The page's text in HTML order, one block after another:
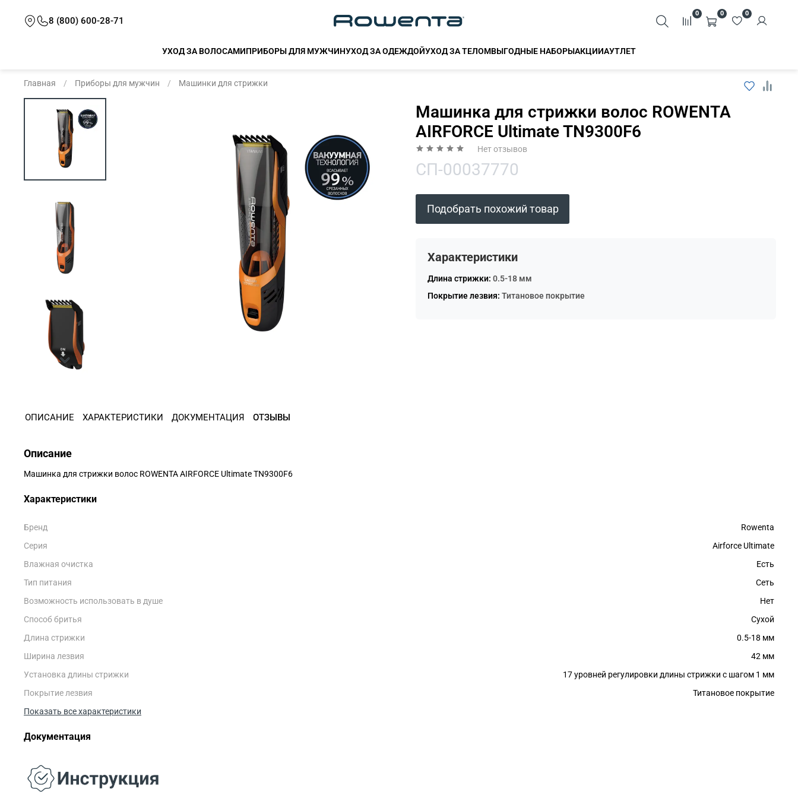
8 (800) 600-28-71
0 0 0
УХОД ЗА ВОЛОСАМИПРИБОРЫ ДЛЯ МУЖЧИНУХОД ЗА ОДЕЖДОЙУХОД ЗА ТЕЛОМВЫГОДНЫЕ НАБОРЫАКЦИИАУТЛЕТ
Главная Приборы для мужчин Машинки для стрижки
Машинка для стрижки волос ROWENTA
AIRFORCE Ultimate TN9300F6
Нет отзывов
СП-00037770
Подобрать похожий товар
Характеристики
Длина стрижки: 0.5-18 мм
Покрытие лезвия: Титановое покрытие
ОПИСАНИЕ ХАРАКТЕРИСТИКИ ДОКУМЕНТАЦИЯ ОТЗЫВЫ
Описание
Машинка для стрижки волос ROWENTA AIRFORCE Ultimate TN9300F6
Характеристики
Бренд
Rowenta
Серия
Airforce Ultimate
Влажная очистка
Есть
Тип питания
Сеть
Возможность использовать в душе
Нет
Способ бритья
Сухой
Длина стрижки
0.5-18 мм
Ширина лезвия
42 мм
Установка длины стрижки
17 уровней регулировки длины стрижки с шагом 1 мм
Покрытие лезвия
Титановое покрытие
Показать все характеристики
Документация
Для клиентов всех банков
Разбейте оплату на части
Сегодня
25